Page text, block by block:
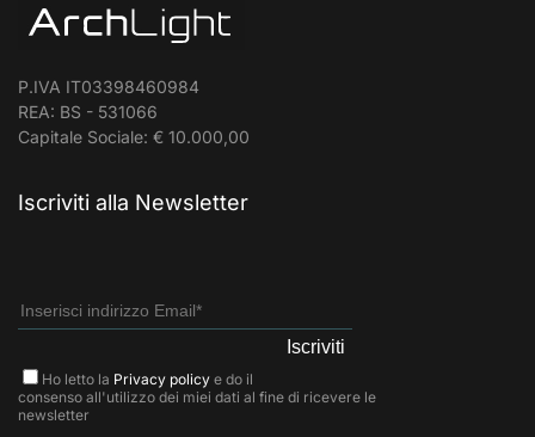
P.IVA IT03398460984
REA: BS - 531066
Capitale Sociale: € 10.000,00
Iscriviti alla Newsletter
Ho letto la Privacy policy e do il
consenso all'utilizzo dei miei dati al fine di ricevere le
newsletter